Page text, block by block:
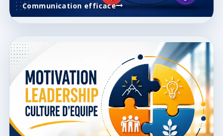
Communication efficace